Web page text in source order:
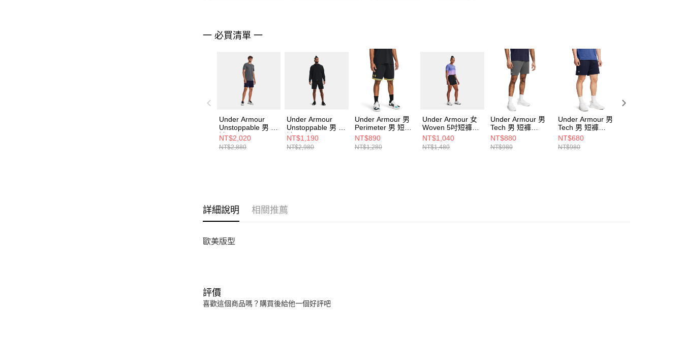
４．使用「AFTEE先享後付」時，將依據個別帳號之用戶狀況，依本公司
即時審查核予不同之上限額度；若仍有額度不足之情形，本公司將視審查
結果請求用戶進行身份認證。
５．嚴禁一人註冊多個帳號或使用他人資訊註冊。若發現惡意使用之情
形，恩沛科技股份有限公司將有權停止該用戶之使用額度並採取法律行
一 必買清單 一
Under Armour
Unstoppable 男 短
褲 1370378-410
NT$2,020
NT$2,880
Under Armour
Unstoppable 男 短
褲 1374765-001
NT$1,190
NT$2,980
Under Armour 男
Perimeter 男 短褲
1383392-002
NT$890
NT$1,280
Under Armour 女
Woven 5吋短褲
1376933-001
NT$1,040
NT$1,480
Under Armour 男
Tech 男 短褲
1386969-025
NT$880
NT$980
Under Armour 男
Tech 男 短褲
1386969-410
NT$680
NT$980
詳細說明 相關推薦
歐美版型
評價
喜歡這個商品嗎？購買後給他一個好評吧